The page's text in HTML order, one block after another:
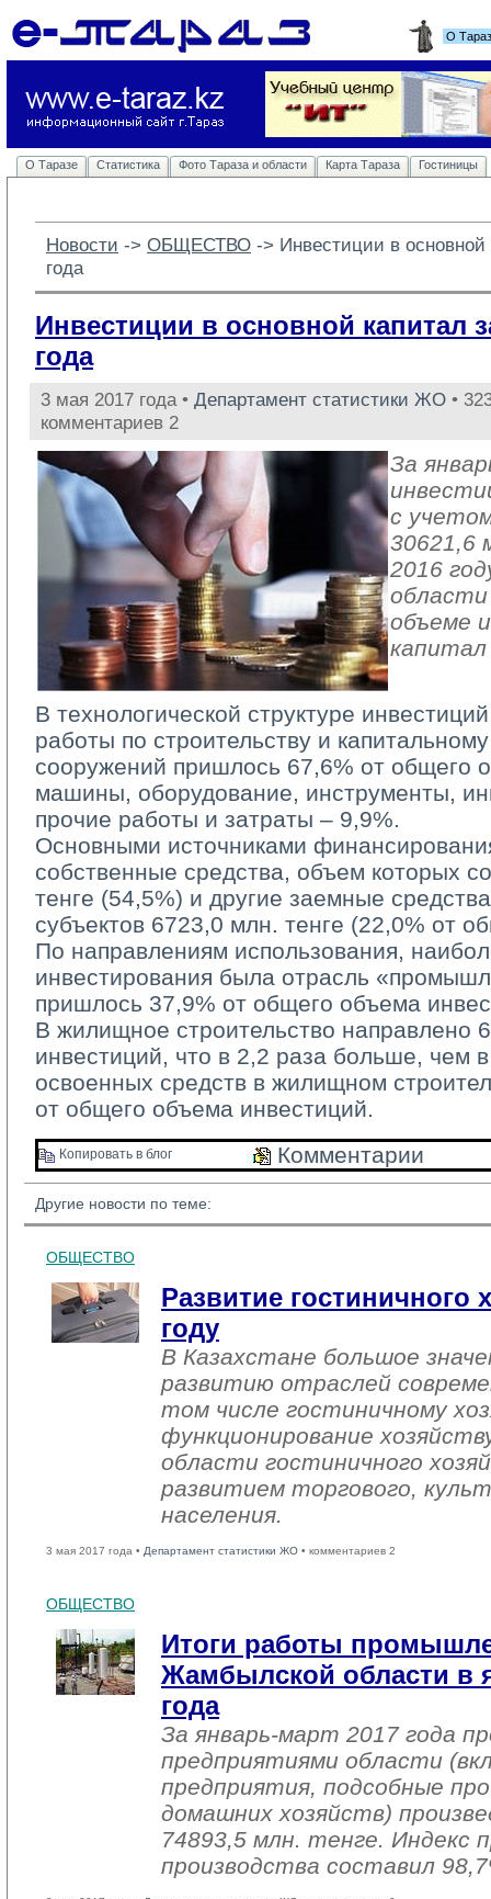
О
О Таразе Статистика Фото Тараза и области Карта Тараза Гостиницы
Новости -> ОБЩЕСТВО -> Инвестиции в основной
года
Инвестиции в основной капитал
года
3 мая 2017 года • Департамент статистики ЖО •
комментариев 2
За
с
30621,6
2016
области
объеме
В технологической структуре
работы по строительству и
сооружений пришлось 67,6% от общего
машины, оборудование, инструменты,
прочие работы и затраты – 9,9%.
Основными источниками
собственные средства, объем которых
тенге (54,5%) и другие заемные
субъектов 6723,0 млн. тенге (22,0% от
По направлениям использования,
инвестирования была отрасль
пришлось 37,9% от общего объема
В жилищное строительство направлено
инвестиций, что в 2,2 раза больше, чем
освоенных средств в жилищном
от общего объема инвестиций.
Копировать в блог Комментарии
Другие новости по теме:
ОБЩЕСТВО
Развитие гостиничного
году
В Казахстане большое
развитию отраслей
том числе гостиничному
функционирование
области гостиничного
развитием торгового,
населения.
3 мая 2017 года • Департамент статистики ЖО • комментариев 2
ОБЩЕСТВО
Итоги работы
Жамбылской области в
года
За январь-март 2017 года
предприятиями области
предприятия, подсобные
домашних хозяйств)
74893,5 млн. тенге. Индекс
производства составил